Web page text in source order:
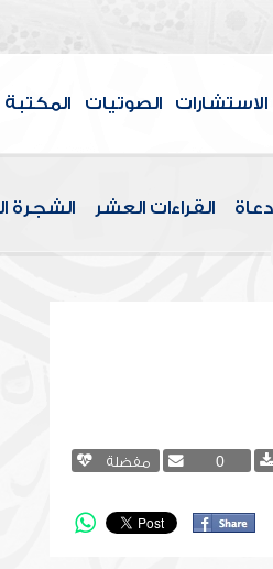
الاستشارات الصوتيات المكتبة
القراءات العشر الشجرة
0 مفضلة